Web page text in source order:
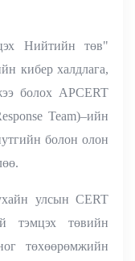
Нийтийн төв"
кибер халдлага,
болох APCERT
Team)–ийн
болон олон
улсын CERT
тэмцэх төвийн
төхөөрөмжийн